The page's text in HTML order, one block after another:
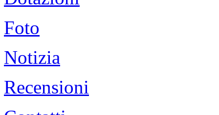
Foto
Notizia
Recensioni